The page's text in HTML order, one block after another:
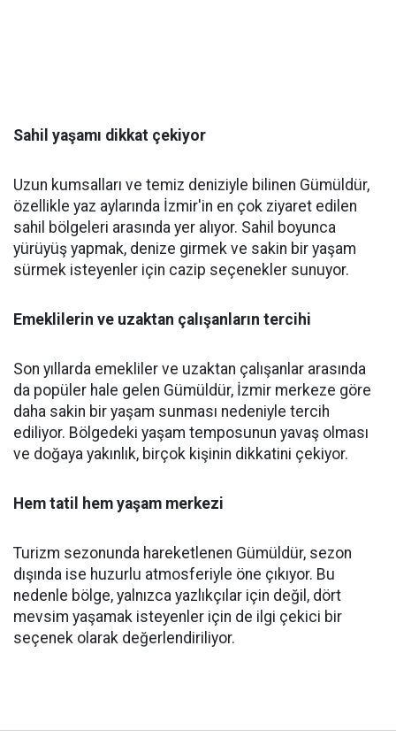
Sahil yaşamı dikkat çekiyor
Uzun kumsalları ve temiz deniziyle bilinen Gümüldür,
özellikle yaz aylarında İzmir'in en çok ziyaret edilen
sahil bölgeleri arasında yer alıyor. Sahil boyunca
yürüyüş yapmak, denize girmek ve sakin bir yaşam
sürmek isteyenler için cazip seçenekler sunuyor.
Emeklilerin ve uzaktan çalışanların tercihi
Son yıllarda emekliler ve uzaktan çalışanlar arasında
da popüler hale gelen Gümüldür, İzmir merkeze göre
daha sakin bir yaşam sunması nedeniyle tercih
ediliyor. Bölgedeki yaşam temposunun yavaş olması
ve doğaya yakınlık, birçok kişinin dikkatini çekiyor.
Hem tatil hem yaşam merkezi
Turizm sezonunda hareketlenen Gümüldür, sezon
dışında ise huzurlu atmosferiyle öne çıkıyor. Bu
nedenle bölge, yalnızca yazlıkçılar için değil, dört
mevsim yaşamak isteyenler için de ilgi çekici bir
seçenek olarak değerlendiriliyor.